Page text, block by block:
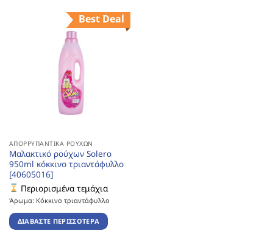
Best Deal
ΑΠΟΡΡΥΠΑΝΤΙΚΆ ΡΟΎΧΩΝ
Μαλακτικό ρούχων Solero
950ml κόκκινο τριαντάφυλλο
[40605016]
Περιορισμένα τεμάχια
Άρωμα: Κόκκινο τριαντάφυλλο
ΔΙΑΒΆΣΤΕ ΠΕΡΙΣΣΌΤΕΡΑ